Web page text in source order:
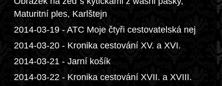
Maturitní ples, Karlštejn
2014-03-19 - ATC Moje čtyři cestovatelská nej
2014-03-20 - Kronika cestování XV. a XVI.
2014-03-21 - Jarní košík
2014-03-22 - Kronika cestování XVII. a XVIII.